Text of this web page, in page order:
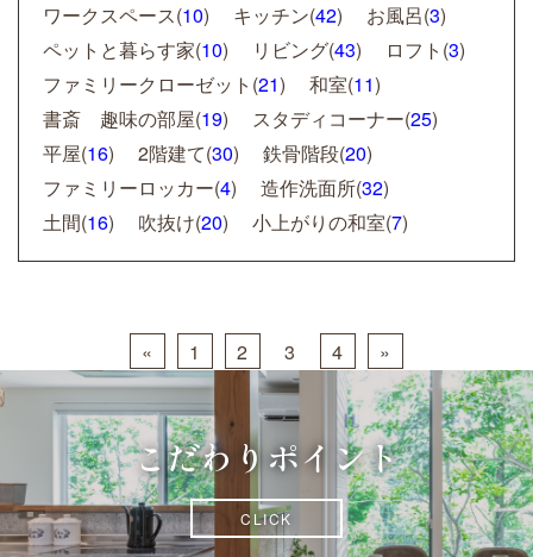
ワークスペース(10) キッチン(42) お風呂(3)
ペットと暮らす家(10) リビング(43) ロフト(3)
ファミリークローゼット(21) 和室(11)
書斎 趣味の部屋(19) スタディコーナー(25)
平屋(16) 2階建て(30) 鉄骨階段(20)
ファミリーロッカー(4) 造作洗面所(32)
土間(16) 吹抜け(20) 小上がりの和室(7)
« 1 2 3 4 »
こだわりポイント
CLICK